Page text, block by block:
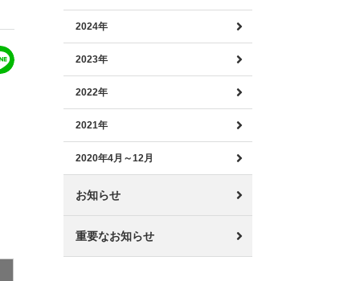
2024年
2023年
2022年
2021年
2020年4月～12月
お知らせ
重要なお知らせ